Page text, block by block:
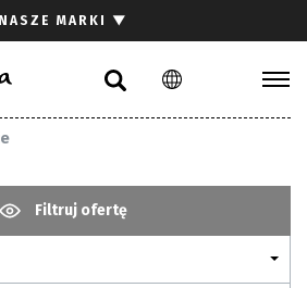
PL EN
NASZE MARKI ▼
Filtruj ofertę
Gdzie kupić
Pliki do pobrania